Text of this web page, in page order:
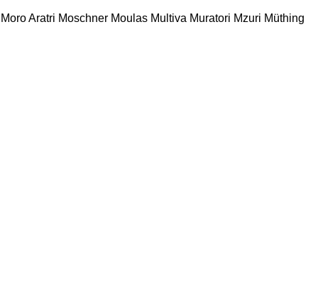
Moro Aratri Moschner Moulas Multiva Muratori Mzuri Müthing